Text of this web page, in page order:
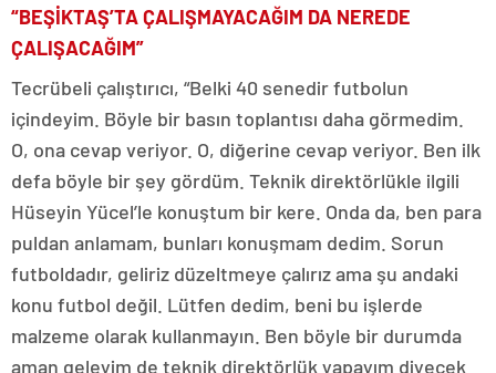
“BEŞİKTAŞ’TA ÇALIŞMAYACAĞIM DA NEREDE
ÇALIŞACAĞIM”
Tecrübeli çalıştırıcı, “Belki 40 senedir futbolun
içindeyim. Böyle bir basın toplantısı daha görmedim.
O, ona cevap veriyor. O, diğerine cevap veriyor. Ben ilk
defa böyle bir şey gördüm. Teknik direktörlükle ilgili
Hüseyin Yücel’le konuştum bir kere. Onda da, ben para
puldan anlamam, bunları konuşmam dedim. Sorun
futboldadır, geliriz düzeltmeye çalırız ama şu andaki
konu futbol değil. Lütfen dedim, beni bu işlerde
malzeme olarak kullanmayın. Ben böyle bir durumda
aman geleyim de teknik direktörlük yapayım diyecek